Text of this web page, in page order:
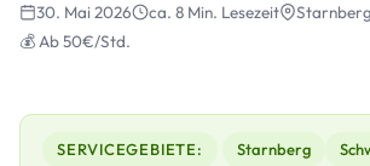
30. Mai 2026 ca. 8 Min. Lesezeit
💰 Ab 50€/Std.
SERVICEGEBIETE: Starnberg